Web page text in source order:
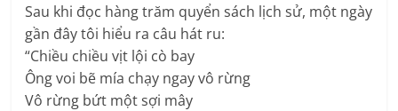
Sau khi đọc hàng trăm quyển sách lịch sử, một ngày
gần đây tôi hiểu ra câu hát ru:
“Chiều chiều vịt lội cò bay
Ông voi bẽ mía chạy ngay vô rừng
Vô rừng bứt một sợi mây